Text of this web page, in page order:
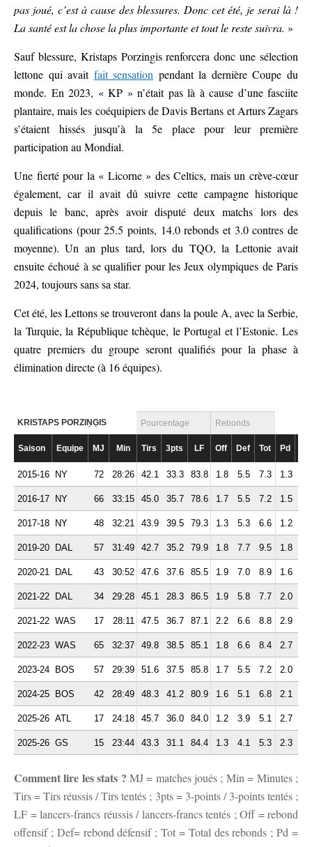
pas joué, c’est à cause des blessures. Donc cet été, je serai là !
La santé est la chose la plus importante et tout le reste suivra. »
Sauf blessure, Kristaps Porzingis renforcera donc une sélection
lettone qui avait fait sensation pendant la dernière Coupe du
monde. En 2023, « KP » n’était pas là à cause d’une fasciite
plantaire, mais les coéquipiers de Davis Bertans et Arturs Zagars
s’étaient hissés jusqu’à la 5e place pour leur première
participation au Mondial.
Une fierté pour la « Licorne » des Celtics, mais un crève-cœur
également, car il avait dû suivre cette campagne historique
depuis le banc, après avoir disputé deux matchs lors des
qualifications (pour 25.5 points, 14.0 rebonds et 3.0 contres de
moyenne). Un an plus tard, lors du TQO, la Lettonie avait
ensuite échoué à se qualifier pour les Jeux olympiques de Paris
2024, toujours sans sa star.
Cet été, les Lettons se trouveront dans la poule A, avec la Serbie,
la Turquie, la République tchèque, le Portugal et l’Estonie. Les
quatre premiers du groupe seront qualifiés pour la phase à
élimination directe (à 16 équipes).
KRISTAPS PORZIŅĢIS Pourcentage Rebonds
Saison Equipe MJ Min Tirs 3pts LF Off Def Tot Pd
2015-16 NY 72 28:26 42.1 33.3 83.8 1.8 5.5 7.3 1.3
2016-17 NY 66 33:15 45.0 35.7 78.6 1.7 5.5 7.2 1.5
2017-18 NY 48 32:21 43.9 39.5 79.3 1.3 5.3 6.6 1.2
2019-20 DAL 57 31:49 42.7 35.2 79.9 1.8 7.7 9.5 1.8
2020-21 DAL 43 30:52 47.6 37.6 85.5 1.9 7.0 8.9 1.6
2021-22 DAL 34 29:28 45.1 28.3 86.5 1.9 5.8 7.7 2.0
2021-22 WAS 17 28:11 47.5 36.7 87.1 2.2 6.6 8.8 2.9
2022-23 WAS 65 32:37 49.8 38.5 85.1 1.8 6.6 8.4 2.7
2023-24 BOS 57 29:39 51.6 37.5 85.8 1.7 5.5 7.2 2.0
2024-25 BOS 42 28:49 48.3 41.2 80.9 1.6 5.1 6.8 2.1
2025-26 ATL 17 24:18 45.7 36.0 84.0 1.2 3.9 5.1 2.7
2025-26 GS 15 23:44 43.3 31.1 84.4 1.3 4.1 5.3 2.3
Comment lire les stats ? MJ = matches joués ; Min = Minutes ;
Tirs = Tirs réussis / Tirs tentés ; 3pts = 3-points / 3-points tentés ;
LF = lancers-francs réussis / lancers-francs tentés ; Off = rebond
offensif ; Def= rebond défensif ; Tot = Total des rebonds ; Pd =